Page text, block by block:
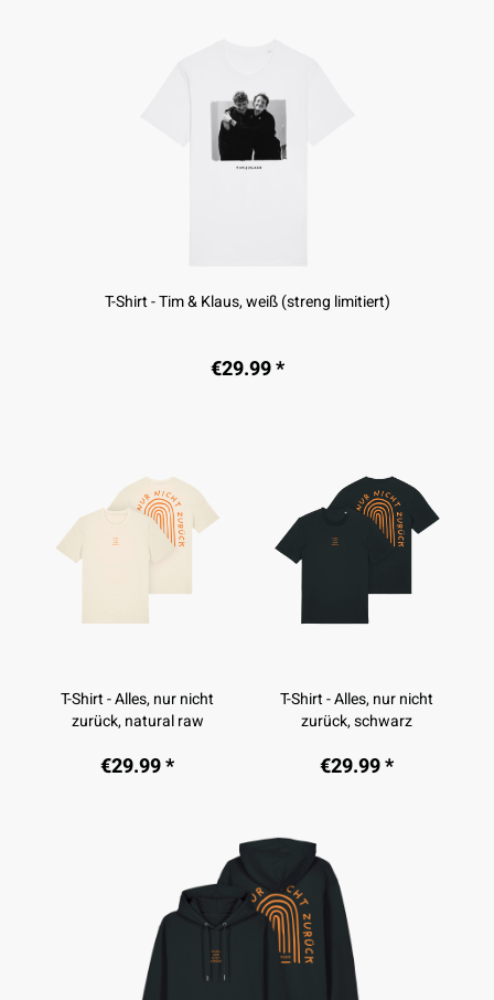
T-Shirt - Alles, nur nicht
zurück, natural raw
€29.99 *
T-Shirt - Alles, nur nicht
zurück, schwarz
€29.99 *
T-Shirt - Tim & Klaus, weiß (streng limitiert)
€29.99 *